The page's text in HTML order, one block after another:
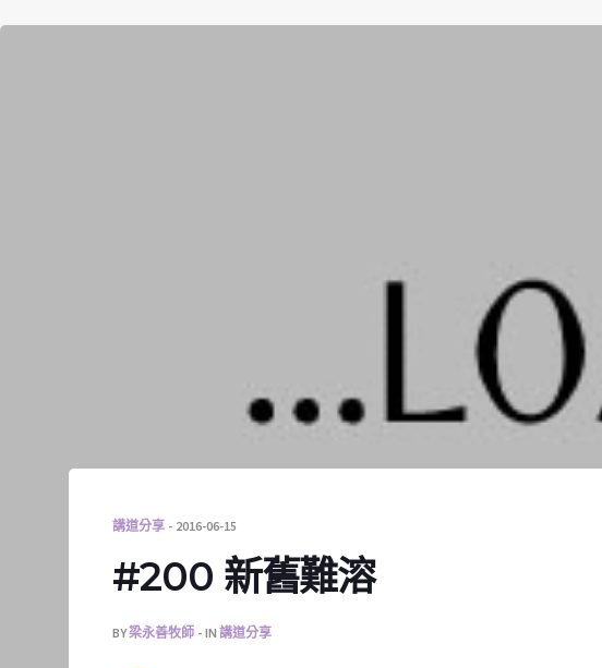
講道分享 2016-06-15
#200 新舊難溶
BY梁永善牧師 IN 講道分享